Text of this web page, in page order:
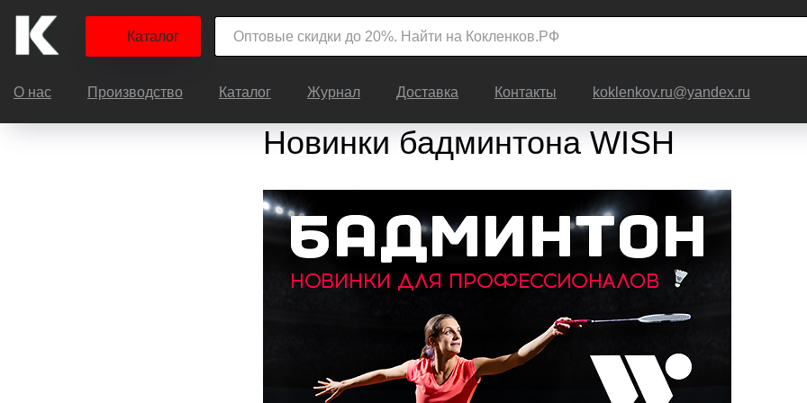
Каталог
О нас Производство Каталог Журнал Доставка Контакты koklenkov.ru@yandex.ru
Новинки бадминтона WISH